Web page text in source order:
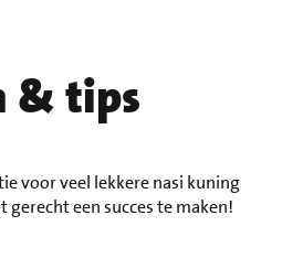
& tips
voor veel lekkere nasi kuning
een succes te maken!